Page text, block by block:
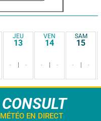
JEU
13
- -
VEN
14
- -
SAM
15
- -
CONSULT
MÉTÉO EN DIRECT